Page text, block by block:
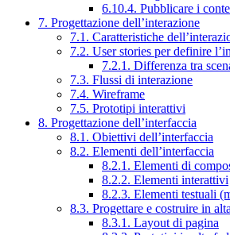
6.10.4. Pubblicare i
7. Progettazione dell’interazione
7.1. Caratteristiche
7.2. User stories per definire
7.2.1. Differenza tra
7.3. Flussi di interazione
7.4. Wireframe
7.5. Prototipi interattivi
8. Progettazione dell’interfaccia
8.1. Obiettivi dell’interfaccia
8.2. Elementi dell’interfaccia
8.2.1. Elementi di
8.2.2. Elementi interattivi
8.2.3. Elementi testuali
8.3. Progettare e costruire in
8.3.1. Layout di pagina